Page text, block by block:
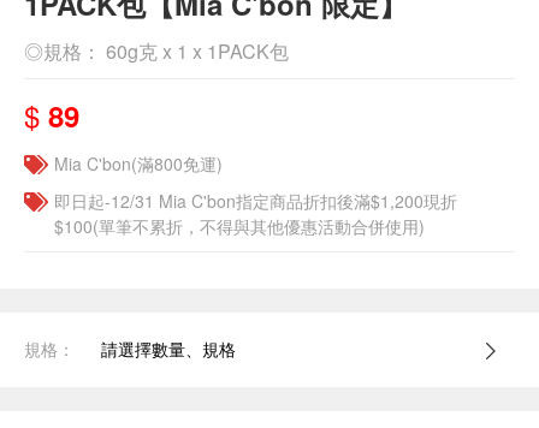
◎規格： 60g克 x 1 x 1PACK包
$ 89
Mia C'bon(滿800免運)
即日起-12/31 Mia C'bon指定商品折扣後滿$1,200現折
$100(單筆不累折，不得與其他優惠活動合併使用)
規格： 請選擇數量、規格